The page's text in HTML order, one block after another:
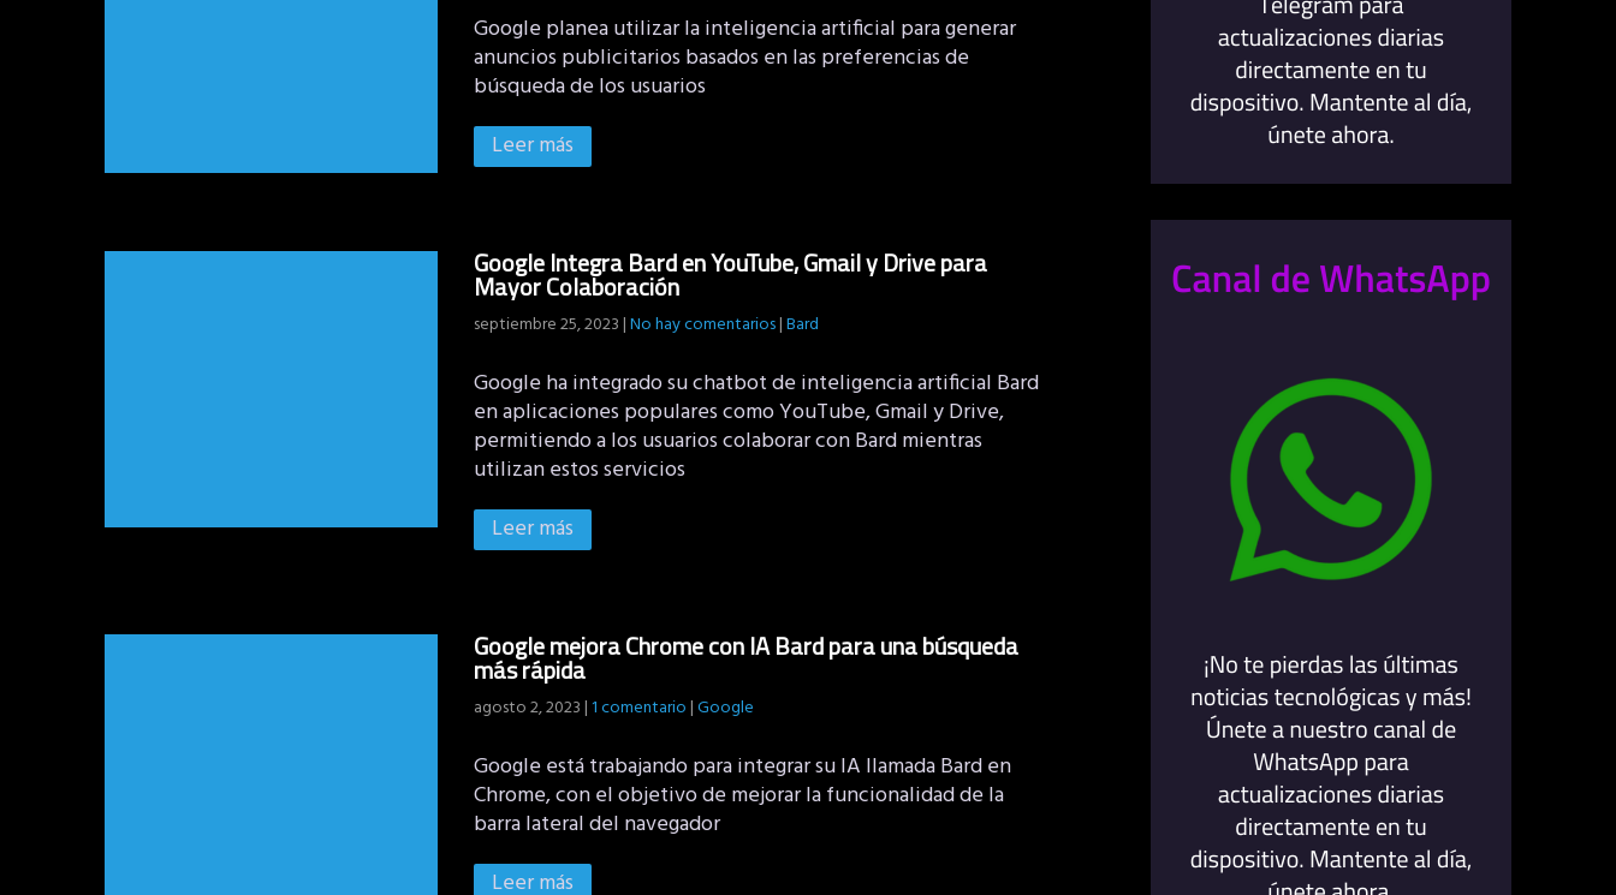
Google planea utilizar la inteligencia artificial para generar
anuncios publicitarios basados en las preferencias de
búsqueda de los usuarios
Leer más
Google Integra Bard en YouTube, Gmail y Drive para
Mayor Colaboración
septiembre 25, 2023|No hay comentarios|Bard
Google ha integrado su chatbot de inteligencia artificial Bard
en aplicaciones populares como YouTube, Gmail y Drive,
permitiendo a los usuarios colaborar con Bard mientras
utilizan estos servicios
Leer más
Google mejora Chrome con IA Bard para una búsqueda
más rápida
agosto 2, 2023|1 comentario|Google
Google está trabajando para integrar su IA llamada Bard en
Chrome, con el objetivo de mejorar la funcionalidad de la
barra lateral del navegador
Leer más